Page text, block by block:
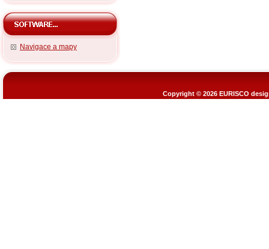
Navigace a mapy
Copyright © 2026 EURISCO